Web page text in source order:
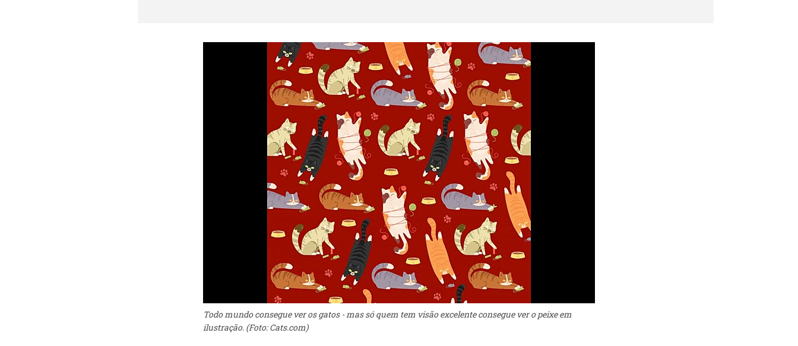
Todo mundo consegue ver os gatos - mas só quem tem visão excelente consegue ver o peixe em
ilustração. (Foto: Cats.com)